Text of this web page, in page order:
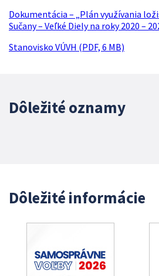
Dokumentácia – „Plán využívania
Sučany – Veľké Diely na roky 2020 –
Stanovisko VÚVH (PDF, 6 MB)
Dôležité oznamy
Dôležité informácie